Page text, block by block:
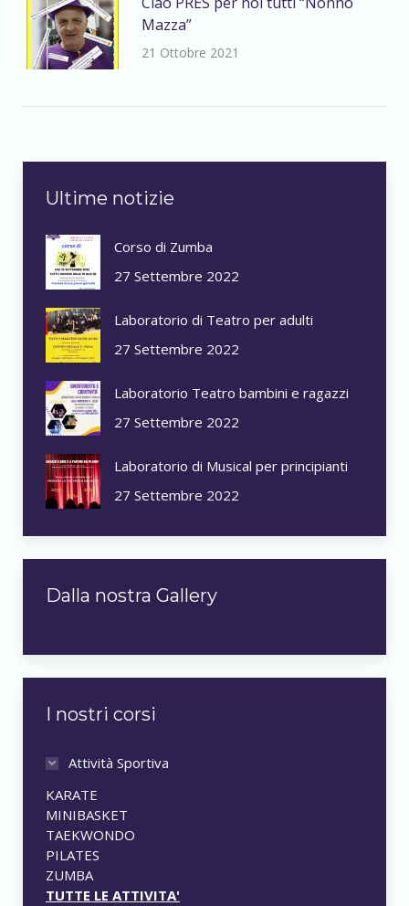
Mazza”
21 Ottobre 2021
Ultime notizie
Corso di Zumba
27 Settembre 2022
Laboratorio di Teatro per adulti
27 Settembre 2022
Laboratorio Teatro bambini e ragazzi
27 Settembre 2022
Laboratorio di Musical per principianti
27 Settembre 2022
Dalla nostra Gallery
I nostri corsi
Attività Sportiva
KARATE
MINIBASKET
TAEKWONDO
PILATES
ZUMBA
TUTTE LE ATTIVITA'